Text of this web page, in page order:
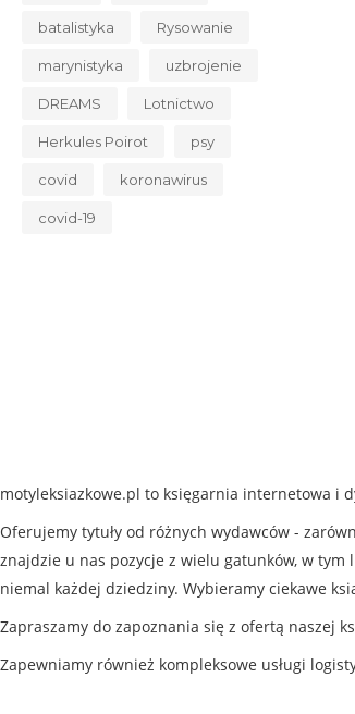
batalistyka Rysowanie
marynistyka uzbrojenie
DREAMS Lotnictwo
Herkules Poirot psy
covid koronawirus
covid-19
motyleksiazkowe.pl to księgarnia internetowa i
Oferujemy tytuły od różnych wydawców -
znajdzie u nas pozycje z wielu gatunków, w tym
niemal każdej dziedziny. Wybieramy ciekawe
Zapraszamy do zapoznania się z ofertą naszej
Zapewniamy również kompleksowe usługi